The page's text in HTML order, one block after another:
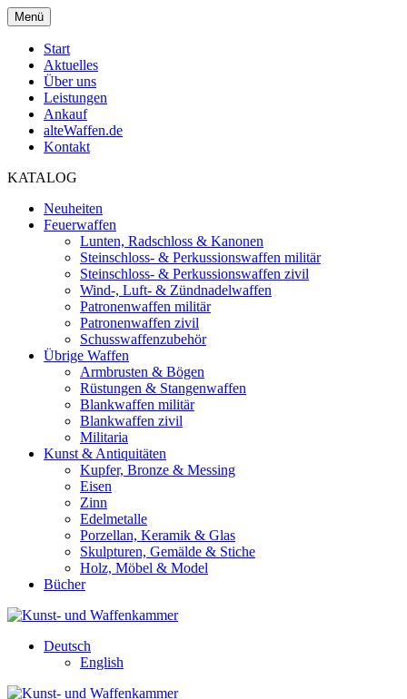
Menü
Start
Aktuelles
Über uns
Leistungen
Ankauf
alteWaffen.de
Kontakt
KATALOG
Neuheiten
Feuerwaffen
Lunten, Radschloss & Kanonen
Steinschloss- & Perkussionswaffen militär
Steinschloss- & Perkussionswaffen zivil
Wind-, Luft- & Zündnadelwaffen
Patronenwaffen militär
Patronenwaffen zivil
Schusswaffenzubehör
Übrige Waffen
Armbrusten & Bögen
Rüstungen & Stangenwaffen
Blankwaffen militär
Blankwaffen zivil
Militaria
Kunst & Antiquitäten
Kupfer, Bronze & Messing
Eisen
Zinn
Edelmetalle
Porzellan, Keramik & Glas
Skulpturen, Gemälde & Stiche
Holz, Möbel & Model
Bücher
Deutsch
English